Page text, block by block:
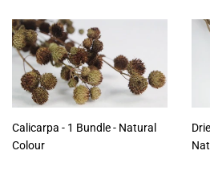
MwSt
(VAT/IVA
excl.)
Calicarpa - 1 Bundle - Natural
Colour